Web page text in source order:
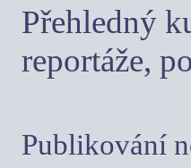
Přehledný
reportáže,
Publikování